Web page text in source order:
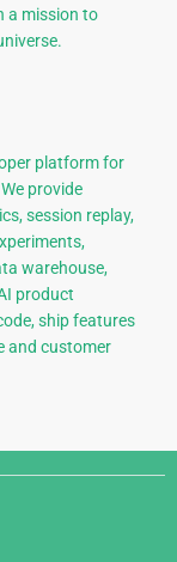
a mission to
platform for
provide
session replay,
warehouse,
product
ship features
and customer